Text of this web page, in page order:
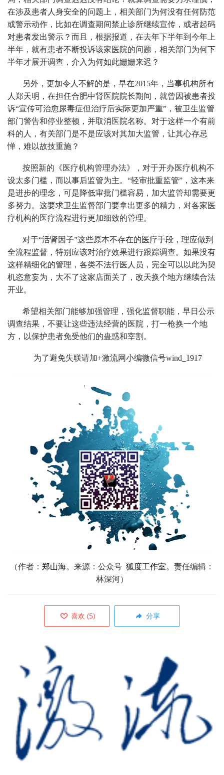
在涉及患者人身安全的问题上，相关部门为何没有任何防范
或警示动作，比如在调查期间禁止诊所继续宣传，或者起码
对患者发出警示？而且，根据报道，在去年下半年到今年上
半年，就有患者不断投诉该家医院的问题，相关部门为何下
半年才展开调查，介入为何如此姗姗来迟？
另外，更加令人不解的是，早在2015年，当事机构所有
人郑天明，在担任合肥中肾医院院长期间，就曾因被患者投
诉“宣传可治愈尿毒症但治疗后实际更加严重”，被卫生监管
部门警告和停业整顿，并取消医院名称。对于这样一个有前
科的人，有关部门是不是应该对其加大监管，让其心存忌
惮，难以故技重施？
按照新的《医疗机构管理办法》，对于开办医疗机构不
设太多门槛，而以事后监管为主。“轻审批重监管”，这本来
是进步的理念，可是降低审批门槛容易，加大监管却需要更
多努力。这要求卫生监督部门要拿出更多的精力，对各家医
疗机构的医疗流程进行更加细致的管理。
对于“活肾因子”这些原本不存在的医疗手段，理应做到
全流程监督，特别应该对治疗效果进行跟踪调查。如果没有
这样精细化的管理，各类不法行医人员，完全可以以此为契
机恣意妄为，大不了这家店面关了，改天换个地方继续合法
开业。
希望相关部门能够加强管理，强化监督职能，早日公示
调查结果，不要让这些违法经营的医院，打一枪换一个地
方，以保护患者免受他们的蛊惑和宰割。
为了避免失联请加+激流网小编微信号wind_1917
（作者： 郑山海。来源：公众号 狐度工作室。责任编辑：
林深河）
喜欢 (5) 分享